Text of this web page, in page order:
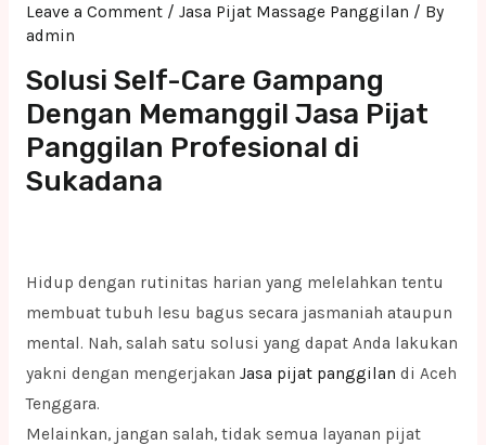
Leave a Comment / Jasa Pijat Massage Panggilan / By
admin
Solusi Self-Care Gampang
Dengan Memanggil Jasa Pijat
Panggilan Profesional di
Sukadana
Hidup dengan rutinitas harian yang melelahkan tentu
membuat tubuh lesu bagus secara jasmaniah ataupun
mental. Nah, salah satu solusi yang dapat Anda lakukan
yakni dengan mengerjakan Jasa pijat panggilan di Aceh
Tenggara.
Melainkan, jangan salah, tidak semua layanan pijat